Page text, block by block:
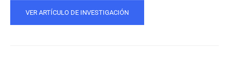
VER ARTÍCULO DE INVESTIGACIÓN